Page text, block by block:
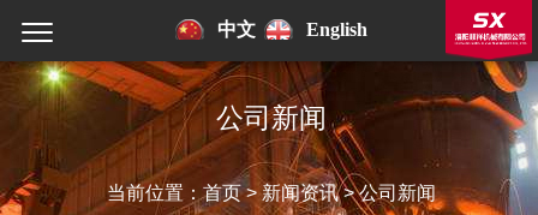
中文 English
公司新闻
当前位置：首页>新闻资讯>公司新闻